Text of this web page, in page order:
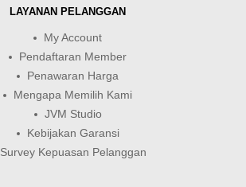
LAYANAN PELANGGAN
My Account
Pendaftaran Member
Penawaran Harga
Mengapa Memilih Kami
JVM Studio
Kebijakan Garansi
Survey Kepuasan Pelanggan